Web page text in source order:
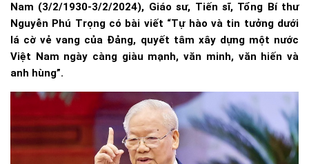
Nam (3/2/1930-3/2/2024), Giáo sư, Tiến sĩ, Tổng Bí thư
Nguyễn Phú Trọng có bài viết “Tự hào và tin tưởng dưới
lá cờ vẻ vang của Đảng, quyết tâm xây dựng một nước
Việt Nam ngày càng giàu mạnh, văn minh, văn hiến và
anh hùng”.